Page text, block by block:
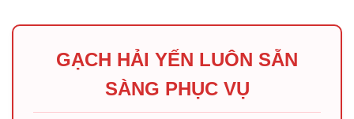
GẠCH HẢI YẾN LUÔN SẴN
SÀNG PHỤC VỤ